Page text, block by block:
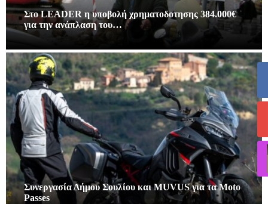
Στο LEADER η υποβολή χρηματοδοτησης 384.000€
για την ανάπλαση του…
Συνεργασία Δήμου Σουλίου και MUVUS για τα Moto
Passes